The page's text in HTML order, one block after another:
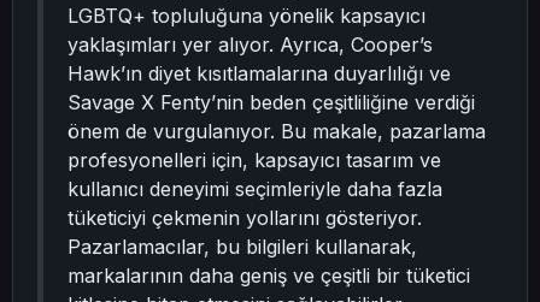
LGBTQ+ topluluğuna yönelik kapsayıcı
yaklaşımları yer alıyor. Ayrıca, Cooper’s
Hawk’ın diyet kısıtlamalarına duyarlılığı ve
Savage X Fenty’nin beden çeşitliliğine verdiği
önem de vurgulanıyor. Bu makale, pazarlama
profesyonelleri için, kapsayıcı tasarım ve
kullanıcı deneyimi seçimleriyle daha fazla
tüketiciyi çekmenin yollarını gösteriyor.
Pazarlamacılar, bu bilgileri kullanarak,
markalarının daha geniş ve çeşitli bir tüketici